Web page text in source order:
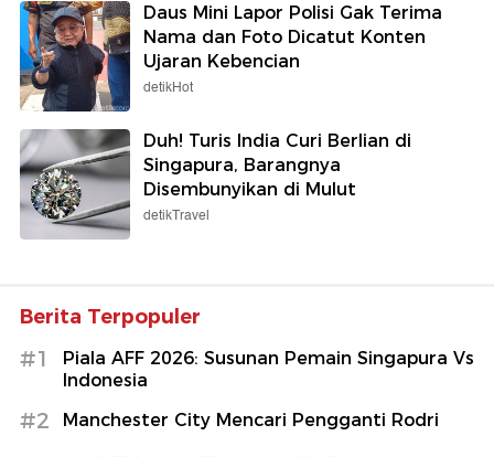
Daus Mini Lapor Polisi Gak Terima
Nama dan Foto Dicatut Konten
Ujaran Kebencian
detikHot
Duh! Turis India Curi Berlian di
Singapura, Barangnya
Disembunyikan di Mulut
detikTravel
Berita Terpopuler
#1
Piala AFF 2026: Susunan Pemain Singapura Vs
Indonesia
#2 Manchester City Mencari Pengganti Rodri